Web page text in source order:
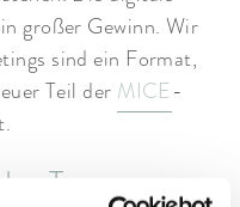
großer Gewinn. Wir
sind ein Format,
Teil der MICE-
Tagungen